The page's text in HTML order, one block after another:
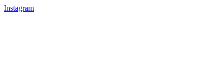
Instagram